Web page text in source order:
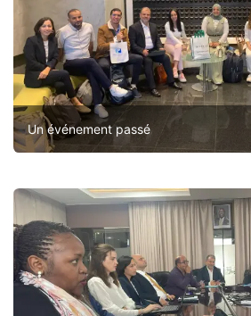
Un événement passé